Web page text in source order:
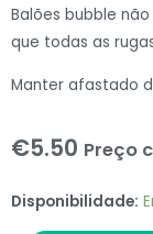
Balões bubble
que todas as
Manter afastado
€5.50 Preço
Disponibilidade:
Qualatex
Bubble